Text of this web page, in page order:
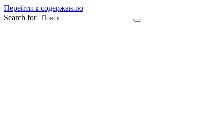
Перейти к содержанию
Search for: